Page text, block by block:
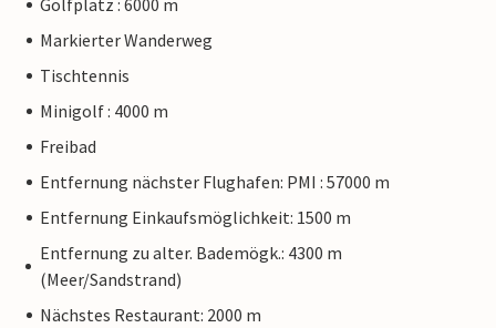
Golfplatz : 6000 m
Markierter Wanderweg
Tischtennis
Minigolf : 4000 m
Freibad
Entfernung nächster Flughafen: PMI : 57000 m
Entfernung Einkaufsmöglichkeit: 1500 m
Entfernung zu alter. Bademögk.: 4300 m
(Meer/Sandstrand)
Nächstes Restaurant: 2000 m